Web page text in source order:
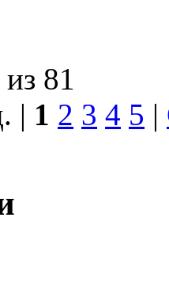
81
| 1 2 3 4 5 |